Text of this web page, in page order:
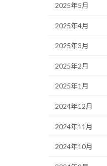
2025年5月
2025年4月
2025年3月
2025年2月
2025年1月
2024年12月
2024年11月
2024年10月